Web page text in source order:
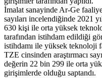
İmalat sanayinde Ar-Ge
sayıları incelendiğinde 2021
630 kişi ile orta yüksek
tarafından istihdam edildiği
istihdamı ile yüksek teknoloji
TZE cinsinden araştırmacı
değerin 22 bin 299 ile orta
girişimlerde olduğu saptandı.